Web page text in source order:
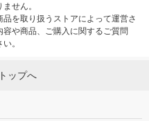
せん。
を取り扱うストアによって運営さ
や商品、ご購入に関するご質問
。
ップへ